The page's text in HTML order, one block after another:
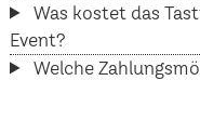
Was kostet das
Event?
Welche